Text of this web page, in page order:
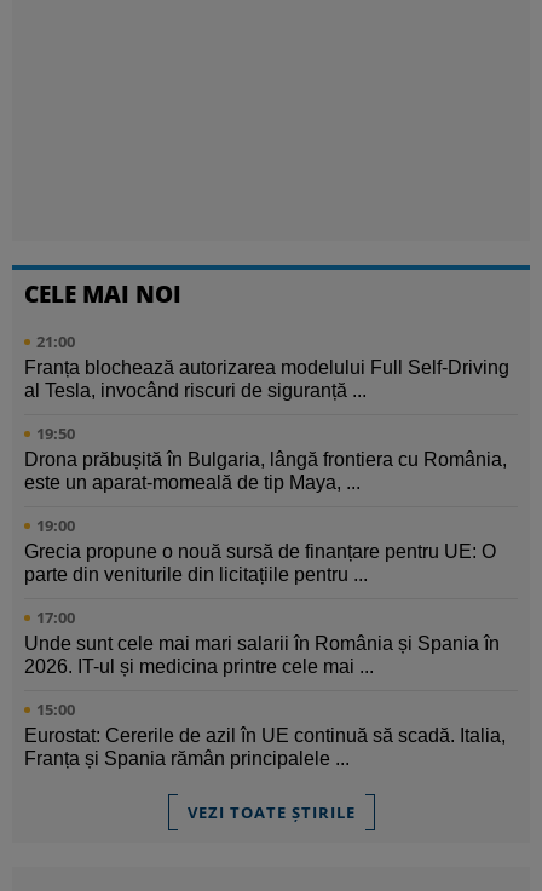
CELE MAI NOI
21:00
Franța blochează autorizarea modelului Full Self-Driving
al Tesla, invocând riscuri de siguranță ...
19:50
Drona prăbușită în Bulgaria, lângă frontiera cu România,
este un aparat-momeală de tip Maya, ...
19:00
Grecia propune o nouă sursă de finanțare pentru UE: O
parte din veniturile din licitațiile pentru ...
17:00
Unde sunt cele mai mari salarii în România și Spania în
2026. IT-ul și medicina printre cele mai ...
15:00
Eurostat: Cererile de azil în UE continuă să scadă. Italia,
Franța și Spania rămân principalele ...
VEZI TOATE ȘTIRILE